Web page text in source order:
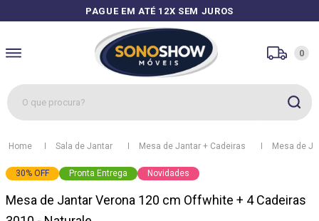
PAGUE EM ATÉ 12X SEM JUROS
0
O que procura?
Sala de Jantar Mesa de Jantar + Cadeiras Mesa de
30% OFF Pronta Entrega Novidades
Mesa de Jantar Verona 120 cm Offwhite + 4 Cadeiras
3º cozinhas
4 º sofá